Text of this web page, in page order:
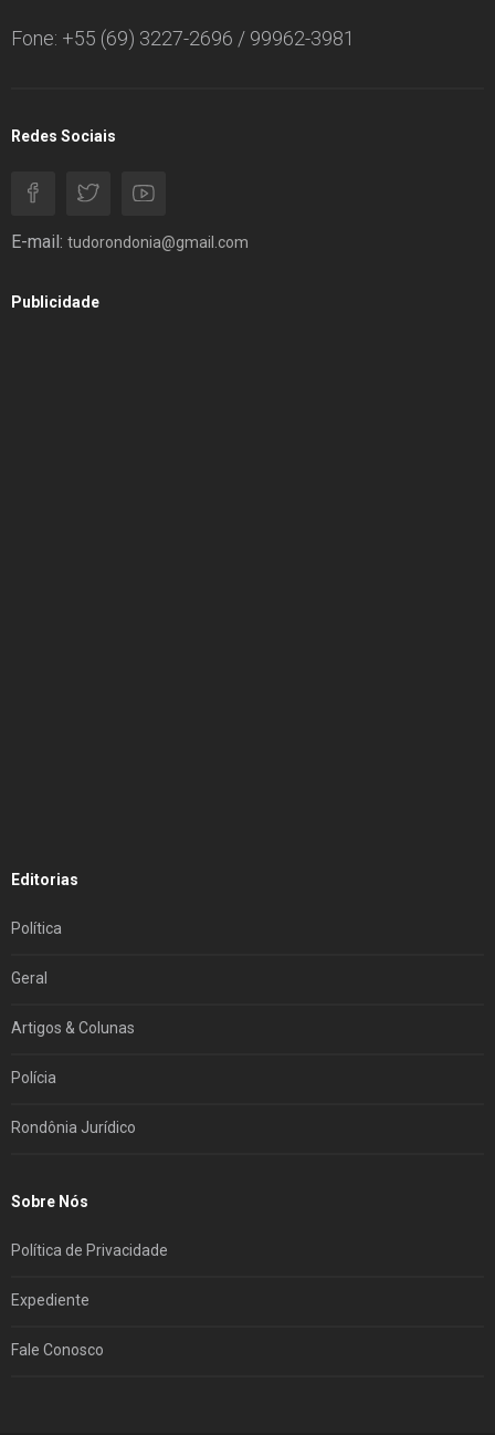
Fone: +55 (69) 3227-2696 / 99962-3981
Redes Sociais
E-mail: tudorondonia@gmail.com
Publicidade
Editorias
Política
Geral
Artigos & Colunas
Polícia
Rondônia Jurídico
Sobre Nós
Política de Privacidade
Expediente
Fale Conosco